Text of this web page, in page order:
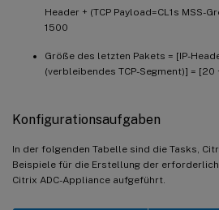
Header + (TCP Payload=CL1s MSS-
1500
Größe des letzten Pakets = [IP-
(verbleibendes TCP-Segment)] =
Konfigurationsaufgaben
In der folgenden Tabelle sind die Tasks,
Beispiele für die Erstellung der
Citrix ADC-Appliance aufgeführt.